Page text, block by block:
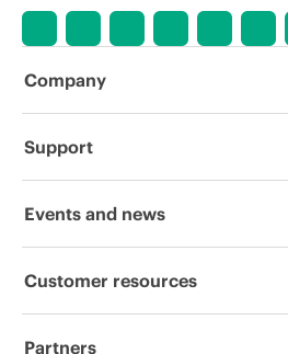
Company
About HPE
Corporate responsibility
HPE Labs
Support
Operational support services
Events and news
Events
Customer resources
Contact Us
Partners